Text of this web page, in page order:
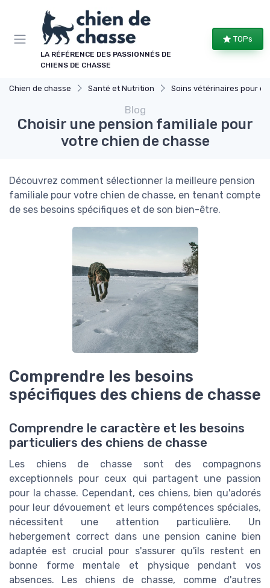
LA RÉFÉRENCE DES PASSIONNÉS DE
CHIENS DE CHASSE
TOPs
Chien de chasse Santé et Nutrition Soins vétérinaires pour chiens de chasse
Blog
Choisir une pension familiale pour
votre chien de chasse
Découvrez comment sélectionner la meilleure pension
familiale pour votre chien de chasse, en tenant compte
de ses besoins spécifiques et de son bien-être.
Comprendre les besoins
spécifiques des chiens de chasse
Comprendre le caractère et les besoins
particuliers des chiens de chasse
Les chiens de chasse sont des compagnons
exceptionnels pour ceux qui partagent une passion
pour la chasse. Cependant, ces chiens, bien qu'adorés
pour leur dévouement et leurs compétences spéciales,
nécessitent une attention particulière. Un
hebergement correct dans une pension canine bien
adaptée est crucial pour s'assurer qu'ils restent en
bonne forme mentale et physique pendant vos
absences. Les chiens de chasse, comme d'autres
Panneau de gestion des cookies